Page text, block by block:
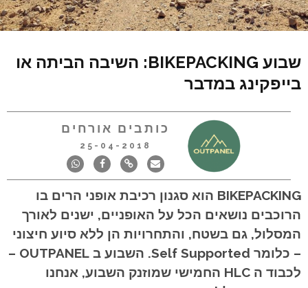
שבוע BIKEPACKING: השיבה הביתה או
בייפקינג במדבר
כותבים אורחים
25-04-2018
BIKEPACKING הוא סגנון רכיבת אופני הרים בו
הרוכבים נושאים הכל על האופניים, ישנים לאורך
המסלול, גם בשטח, והתחרויות הן ללא סיוע חיצוני
– כלומר Self Supported. השבוע ב OUTPANEL –
לכבוד ה HLC החמישי שמוזנק השבוע, אנחנו